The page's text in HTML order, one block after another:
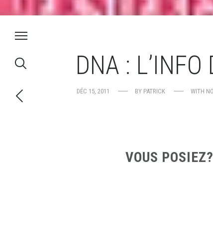
DNA : L’INFO
DÉC 15, 2011 BY PATRICK WITH
VOUS